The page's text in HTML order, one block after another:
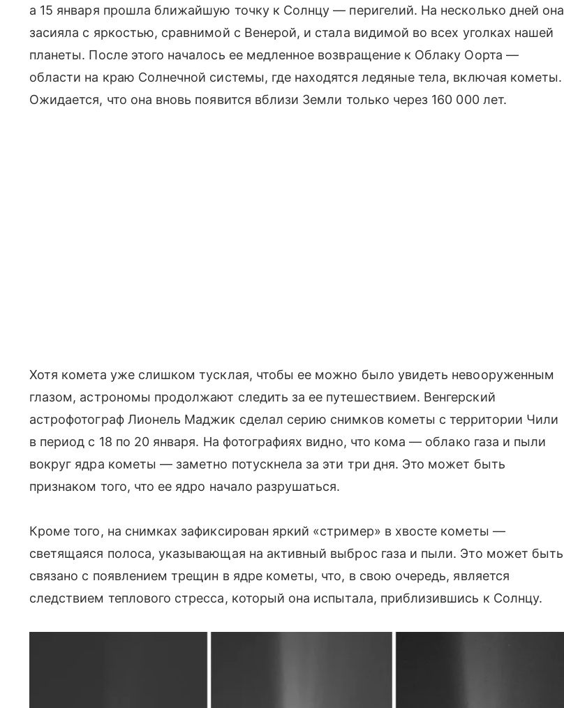
а 15 января прошла ближайшую точку к Солнцу — перигелий. На несколько дней она
засияла с яркостью, сравнимой с Венерой, и стала видимой во всех уголках нашей
планеты. После этого началось ее медленное возвращение к Облаку Оорта —
области на краю Солнечной системы, где находятся ледяные тела, включая кометы.
Ожидается, что она вновь появится вблизи Земли только через 160 000 лет.
Хотя комета уже слишком тусклая, чтобы ее можно было увидеть невооруженным
глазом, астрономы продолжают следить за ее путешествием. Венгерский
астрофотограф Лионель Маджик сделал серию снимков кометы с территории Чили
в период с 18 по 20 января. На фотографиях видно, что кома — облако газа и пыли
вокруг ядра кометы — заметно потускнела за эти три дня. Это может быть
признаком того, что ее ядро начало разрушаться.
Кроме того, на снимках зафиксирован яркий «стример» в хвосте кометы —
светящаяся полоса, указывающая на активный выброс газа и пыли. Это может быть
связано с появлением трещин в ядре кометы, что, в свою очередь, является
следствием теплового стресса, который она испытала, приблизившись к Солнцу.